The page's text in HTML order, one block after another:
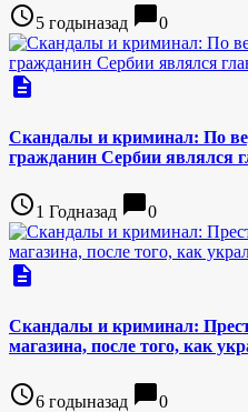
access_time5 годыназад chat_bubble0
description
Скандалы и криминал: По
гражданин Сербии являлся
access_time1 Годназад chat_bubble0
description
Скандалы и криминал:
магазина, после того, как
access_time6 годыназад chat_bubble0